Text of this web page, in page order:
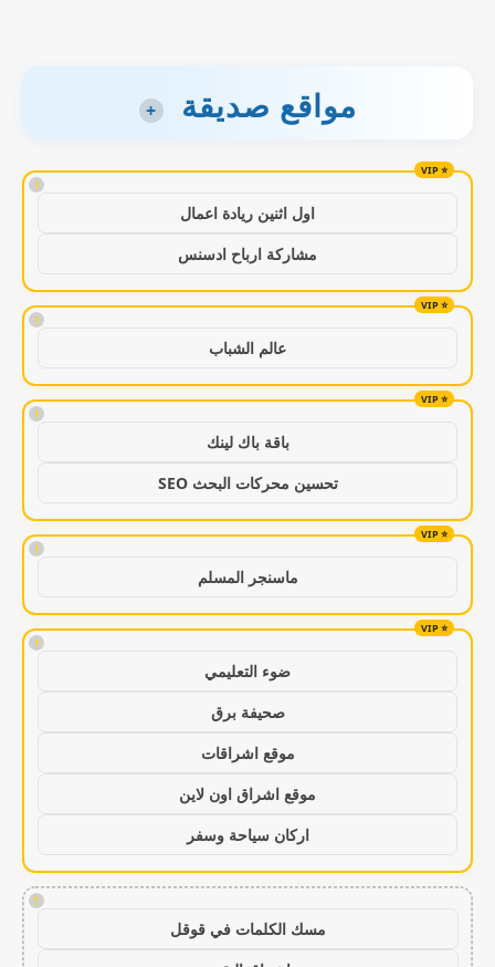
مواقع صديقة +
!
اول اثنين ريادة اعمال
مشاركة ارباح ادسنس
!
عالم الشباب
!
باقة باك لينك
تحسين محركات البحث SEO
!
ماسنجر المسلم
!
ضوء التعليمي
صحيفة برق
موقع اشراقات
موقع اشراق اون لاين
اركان سياحة وسفر
!
مسك الكلمات في قوقل